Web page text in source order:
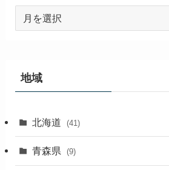
ブ
地域
北海道 (41)
(27)
青森県 (9)